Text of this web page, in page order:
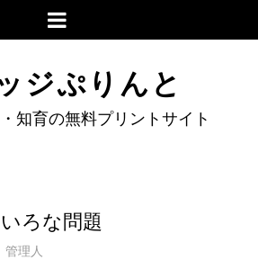
ジぷりんと
知育の無料プリントサイト
ろな問題
管理人